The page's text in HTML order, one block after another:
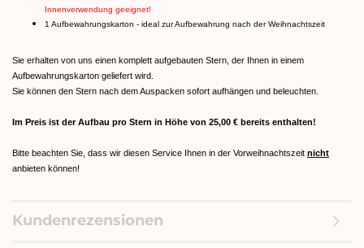
Innenverwendung geeignet!
1 Aufbewahrungskarton - ideal zur Aufbewahrung nach der Weihnachtszeit
Sie erhalten von uns einen komplett aufgebauten Stern, der Ihnen in einem
Aufbewahrungskarton geliefert wird.
Sie können den Stern nach dem Auspacken sofort aufhängen und beleuchten.
Im Preis ist der Aufbau pro Stern in Höhe von 25,00 € bereits enthalten!
Bitte beachten Sie, dass wir diesen Service Ihnen in der Vorweihnachtszeit nicht
anbieten können!
Kundenrezensionen